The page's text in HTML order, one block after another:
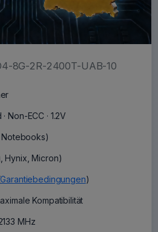
8G-2R-2400T-UAB-10
Non-ECC · 1.2V
Notebooks)
Hynix, Micron)
Garantiebedingungen)
Kompatibilität
MHz